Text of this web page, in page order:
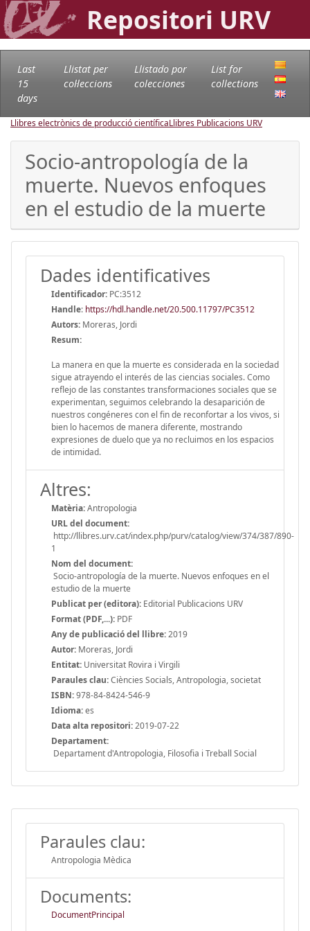
Repositori URV
Last
15
days
Llistat per
col·leccions
Llistado por
colecciones
List for
collections
Llibres electrònics de producció científicaLlibres Publicacions URV
Socio-antropología de la
muerte. Nuevos enfoques
en el estudio de la muerte
Dades identificatives
Identificador: PC:3512
Handle: https://hdl.handle.net/20.500.11797/PC3512
Autors: Moreras, Jordi
Resum:
La manera en que la muerte es considerada en la sociedad
sigue atrayendo el interés de las ciencias sociales. Como
reflejo de las constantes transformaciones sociales que se
experimentan, seguimos celebrando la desaparición de
nuestros congéneres con el fin de reconfortar a los vivos, si
bien lo hacemos de manera diferente, mostrando
expresiones de duelo que ya no recluimos en los espacios
de intimidad.
Altres:
Matèria:Antropologia
URL del document:
http://llibres.urv.cat/index.php/purv/catalog/view/374/387/890-
1
Nom del document:
Socio-antropología de la muerte. Nuevos enfoques en el
estudio de la muerte
Publicat per (editora): Editorial Publicacions URV
Format (PDF,...): PDF
Any de publicació del llibre:2019
Autor: Moreras, Jordi
Entitat: Universitat Rovira i Virgili
Paraules clau:Ciències Socials, Antropologia, societat
ISBN:978-84-8424-546-9
Idioma:es
Data alta repositori:2019-07-22
Departament:
Departament d'Antropologia, Filosofia i Treball Social
Paraules clau:
Antropologia Mèdica
Documents:
DocumentPrincipal